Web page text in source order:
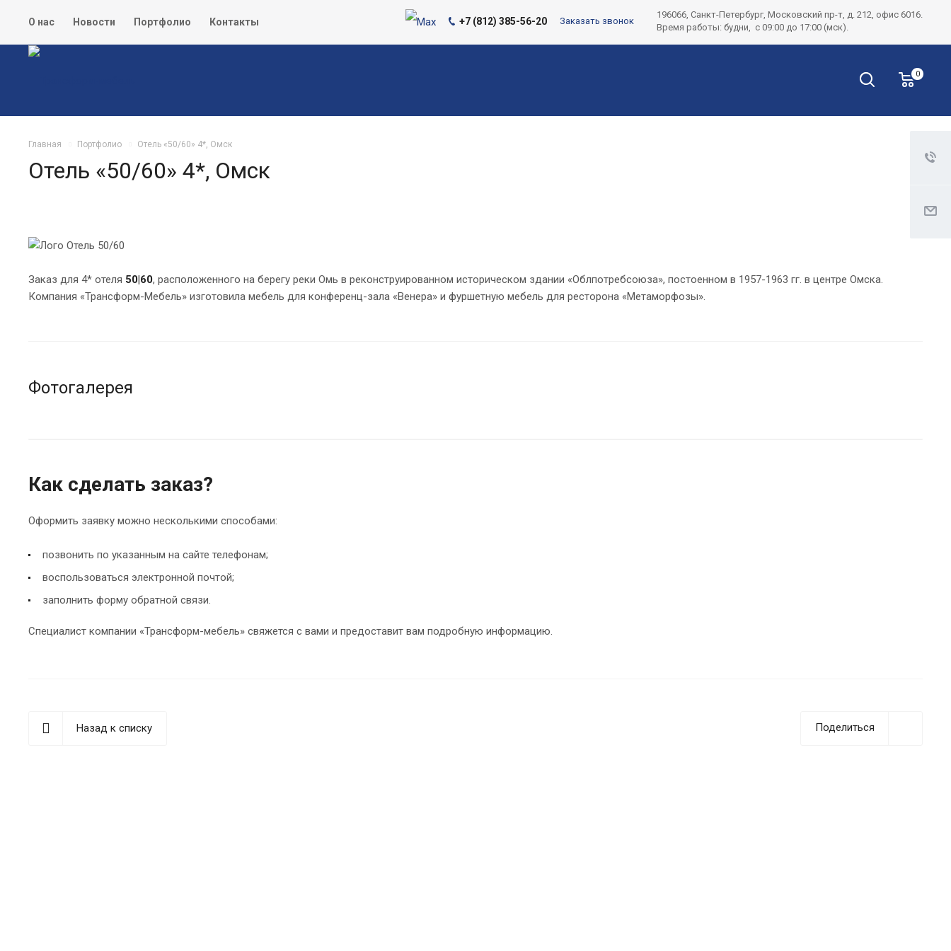
О нас Новости Портфолио Контакты
196066, Санкт-Петербург, Московский пр-т, д. 212, офис 6016.
Время работы: будни, с 09:00 до 17:00 (мск).
+7 (812) 385-56-20 Заказать звонок
0
Главная Портфолио Отель «50/60» 4*, Омск
Отель «50/60» 4*, Омск
Заказ для 4* отеля 50|60, расположенного на берегу реки Омь в реконструированном историческом здании «Облпотребсоюза», постоенном в 1957-1963 гг. в центре Омска.
Компания «Трансформ-Мебель» изготовила мебель для конференц-зала «Венера» и фуршетную мебель для ресторона «Метаморфозы».
Фотогалерея
Как сделать заказ?
Оформить заявку можно несколькими способами:
позвонить по указанным на сайте телефонам;
воспользоваться электронной почтой;
заполнить форму обратной связи.
Специалист компании «Трансформ-мебель» свяжется с вами и предоставит вам подробную информацию.
Поделиться
Назад к списку